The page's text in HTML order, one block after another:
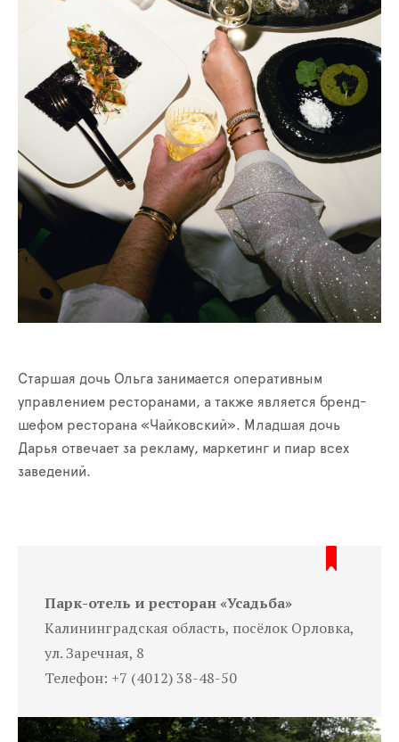
Старшая дочь Ольга занимается оперативным
управлением ресторанами, а также является бренд-
шефом ресторана «Чайковский». Младшая дочь
Дарья отвечает за рекламу, маркетинг и пиар всех
заведений.
Парк-отель и ресторан «Усадьба»
Калининградская область, посёлок Орловка,
ул. Заречная, 8
Телефон: +7 (4012) 38-48-50